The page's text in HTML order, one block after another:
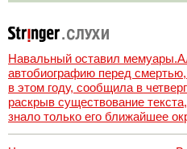
Навальный оставил
автобиографию перед
в этом году, сообщила в
раскрыв существование
знало только его ближайшее